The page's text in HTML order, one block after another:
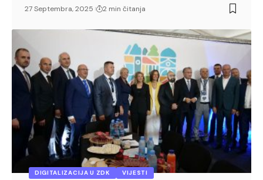
27 Septembra, 2025 2 min čitanja
DIGITALIZACIJA U ZDK VIJESTI